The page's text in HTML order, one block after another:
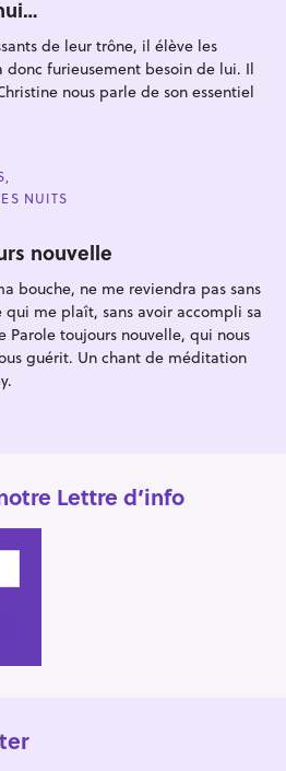
de leur trône, il élève les
furieusement besoin de lui. Il
nous parle de son essentiel
NUITS
nouvelle
bouche, ne me reviendra pas sans
me plaît, sans avoir accompli sa
Parole toujours nouvelle, qui nous
guérit. Un chant de méditation
Lettre d’info